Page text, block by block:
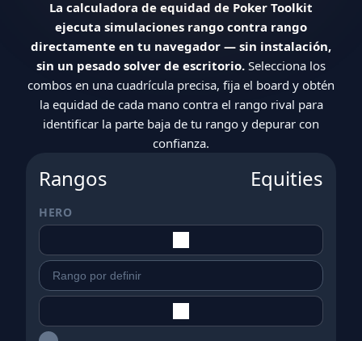
La calculadora de equidad de Poker Toolkit
ejecuta simulaciones rango contra rango
directamente en tu navegador — sin instalación,
sin un pesado solver de escritorio. Selecciona los
combos en una cuadrícula precisa, fija el board y obtén
la equidad de cada mano contra el rango rival para
identificar la parte baja de tu rango y depurar con
confianza.
Rangos Equities
HERO